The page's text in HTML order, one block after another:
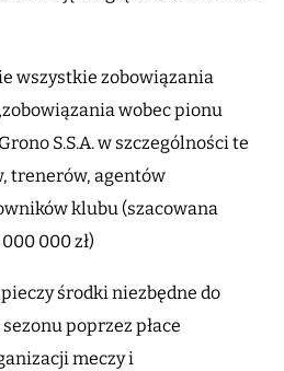
wszystkie zobowiązania
wobec pionu
S.S.A. w szczególności te
trenerów, agentów
klubu (szacowana
000 zł)
środki niezbędne do
poprzez płace
meczy i